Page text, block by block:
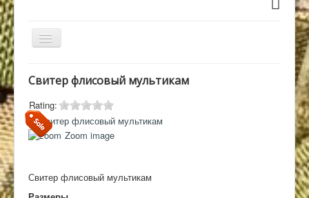
Перемикач
навігації
Обувь
Атрибутика
Свитер флисовый мультикам
Rating:
Zoom image
Свитер флисовый мультикам